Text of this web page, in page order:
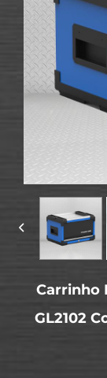
Carrinho
GL2102